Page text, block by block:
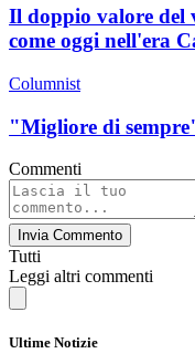
Il doppio valore del
come oggi nell'era
Columnist
"Migliore di
Commenti
Invia Commento
Tutti
Leggi altri commenti
Ultime Notizie